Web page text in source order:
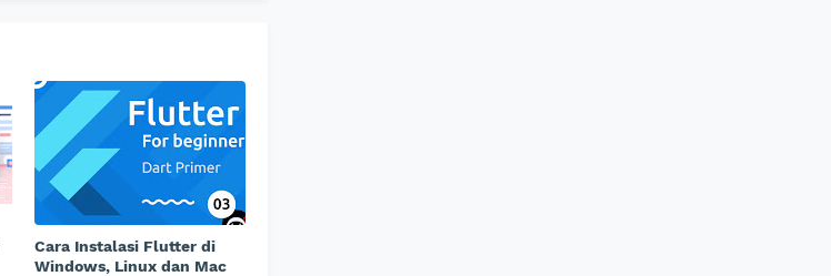
Cara Instalasi Flutter di
Windows, Linux dan Mac